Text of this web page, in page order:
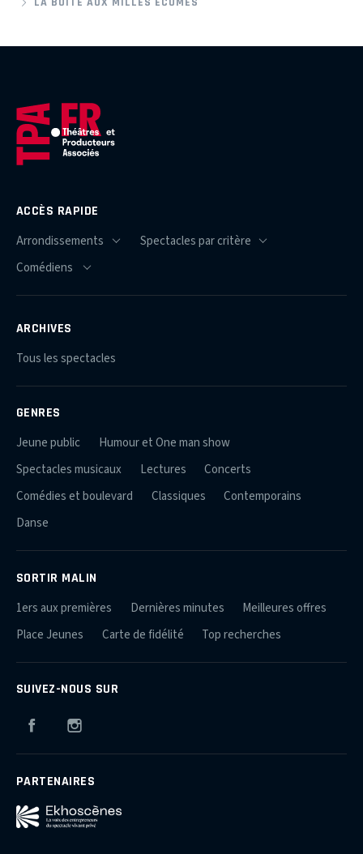
ACCÈS RAPIDE
ARCHIVES
Tous les spectacles
GENRES
Jeune public
Humour et One man show
Spectacles musicaux
Lectures
Concerts
Comédies et boulevard
Classiques
Contemporains
Danse
SORTIR MALIN
1ers aux premières Dernières minutes
Meilleures offres
Place Jeunes
Carte de fidélité Top recherches
SUIVEZ-NOUS SUR
Facebook
PARTENAIRES